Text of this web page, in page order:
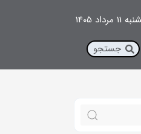
مرداد 1405